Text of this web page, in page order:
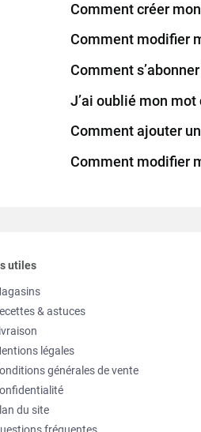
Comment créer
Comment modifier
Comment
J’ai oublié mon
Comment ajouter
Comment modifier
utiles
& astuces
légales
générales de vente
du site
fréquentes